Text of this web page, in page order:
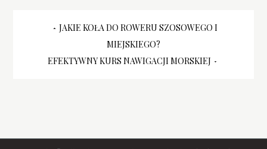
Nawigacja
wpisu
JAKIE KOŁA DO ROWERU SZOSOWEGO I
MIEJSKIEGO?
EFEKTYWNY KURS NAWIGACJI MORSKIEJ